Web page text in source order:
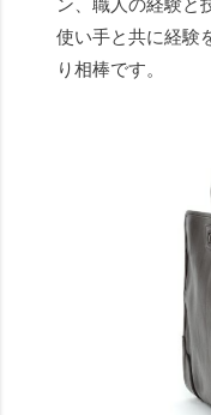
ン、職人の経験と
使い手と共に経験
り相棒です。